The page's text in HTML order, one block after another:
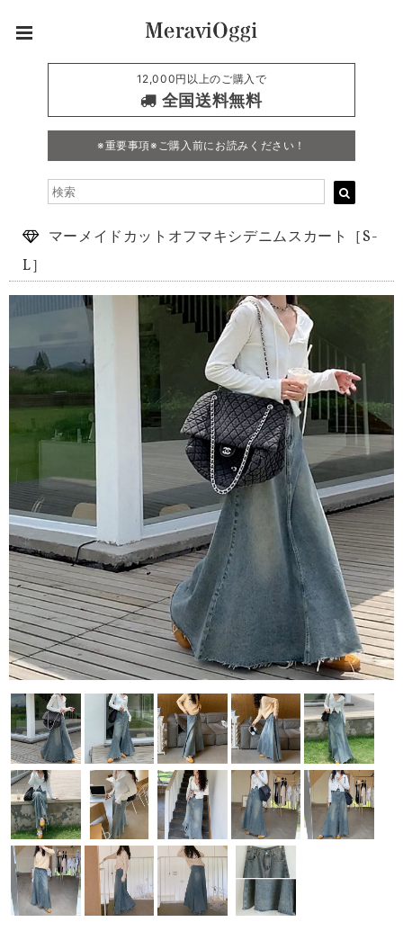
12,000円以上のご購入で
全国送料無料
※重要事項※ご購入前にお読みください！
マーメイドカットオフマキシデニムスカート［S-
L］